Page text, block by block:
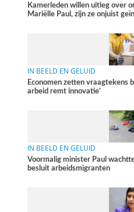
Kamerleden willen uitleg over
Mariëlle Paul, zijn ze onjuist
IN BEELD EN GELUID
Economen zetten vraagtekens
arbeid remt innovatie’
IN BEELD EN GELUID
Voormalig minister Paul
besluit arbeidsmigranten